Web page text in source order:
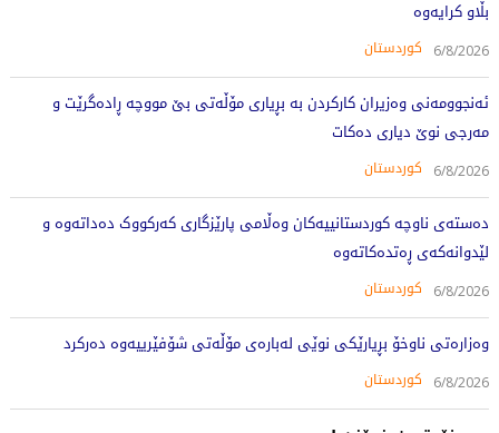
بڵاو کرایەوە
6/8/2026 کوردستان
ئەنجوومەنی وەزیران کارکردن بە بڕیاری مۆڵەتی بێ مووچە ڕادەگرێت و
مەرجی نوێ دیاری دەکات
6/8/2026 کوردستان
دەستەی ناوچە کوردستانییەکان وەڵامی پارێزگاری کەرکووک دەداتەوە و
لێدوانەکەی ڕەتدەکاتەوە
6/8/2026 کوردستان
وەزارەتی ناوخۆ بڕیارێکی نوێی لەبارەی مۆڵەتی شۆفێرییەوە دەرکرد
6/8/2026 کوردستان